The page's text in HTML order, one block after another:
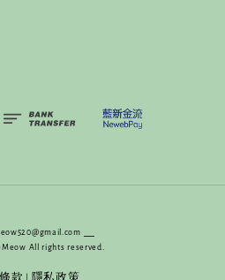
⎯⎯
All rights reserved.
款 隱私政策